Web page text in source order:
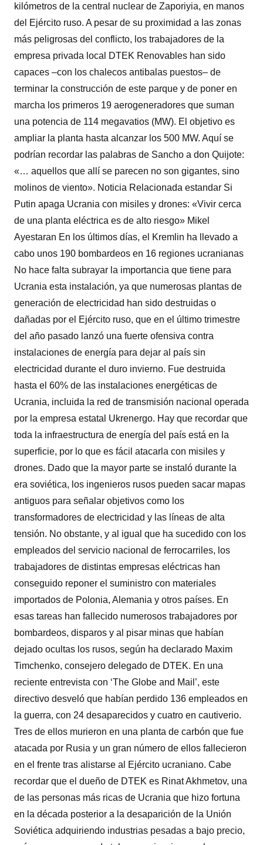
kilómetros de la central nuclear de Zaporiyia, en manos
del Ejército ruso. A pesar de su proximidad a las zonas
más peligrosas del conflicto, los trabajadores de la
empresa privada local DTEK Renovables han sido
capaces –con los chalecos antibalas puestos– de
terminar la construcción de este parque y de poner en
marcha los primeros 19 aerogeneradores que suman
una potencia de 114 megavatios (MW). El objetivo es
ampliar la planta hasta alcanzar los 500 MW. Aquí se
podrían recordar las palabras de Sancho a don Quijote:
«… aquellos que allí se parecen no son gigantes, sino
molinos de viento». Noticia Relacionada estandar Si
Putin apaga Ucrania con misiles y drones: «Vivir cerca
de una planta eléctrica es de alto riesgo» Mikel
Ayestaran En los últimos días, el Kremlin ha llevado a
cabo unos 190 bombardeos en 16 regiones ucranianas
No hace falta subrayar la importancia que tiene para
Ucrania esta instalación, ya que numerosas plantas de
generación de electricidad han sido destruidas o
dañadas por el Ejército ruso, que en el último trimestre
del año pasado lanzó una fuerte ofensiva contra
instalaciones de energía para dejar al país sin
electricidad durante el duro invierno. Fue destruida
hasta el 60% de las instalaciones energéticas de
Ucrania, incluida la red de transmisión nacional operada
por la empresa estatal Ukrenergo. Hay que recordar que
toda la infraestructura de energía del país está en la
superficie, por lo que es fácil atacarla con misiles y
drones. Dado que la mayor parte se instaló durante la
era soviética, los ingenieros rusos pueden sacar mapas
antiguos para señalar objetivos como los
transformadores de electricidad y las líneas de alta
tensión. No obstante, y al igual que ha sucedido con los
empleados del servicio nacional de ferrocarriles, los
trabajadores de distintas empresas eléctricas han
conseguido reponer el suministro con materiales
importados de Polonia, Alemania y otros países. En
esas tareas han fallecido numerosos trabajadores por
bombardeos, disparos y al pisar minas que habían
dejado ocultas los rusos, según ha declarado Maxim
Timchenko, consejero delegado de DTEK. En una
reciente entrevista con ‘The Globe and Mail’, este
directivo desveló que habían perdido 136 empleados en
la guerra, con 24 desaparecidos y cuatro en cautiverio.
Tres de ellos murieron en una planta de carbón que fue
atacada por Rusia y un gran número de ellos fallecieron
en el frente tras alistarse al Ejército ucraniano. Cabe
recordar que el dueño de DTEK es Rinat Akhmetov, una
de las personas más ricas de Ucrania que hizo fortuna
en la década posterior a la desaparición de la Unión
Soviética adquiriendo industrias pesadas a bajo precio,